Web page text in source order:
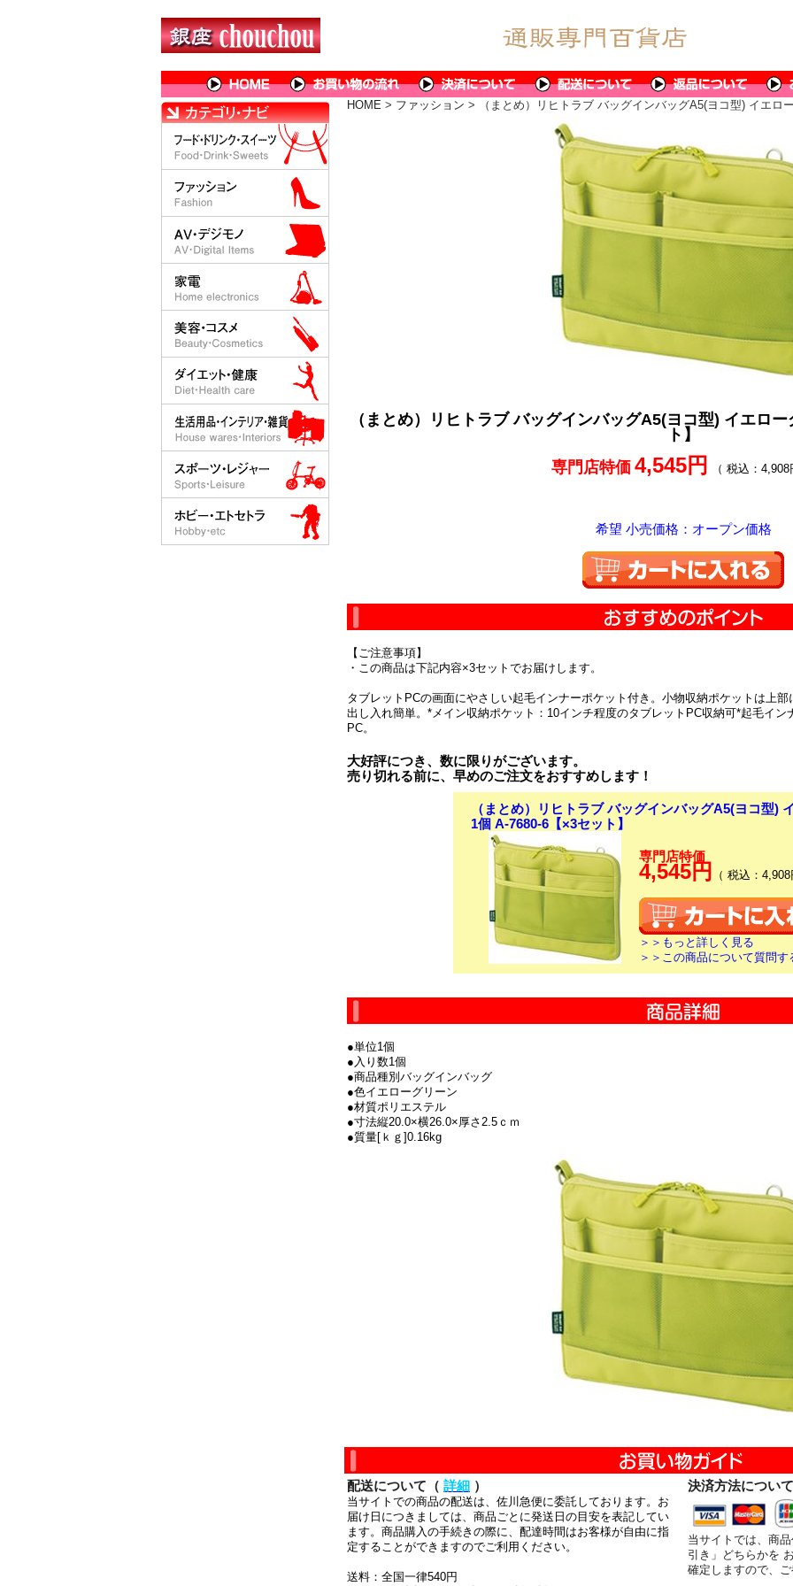
HOME > ファッション > （まとめ）リヒトラブ バッグインバッグA5(ヨコ型) イエロ
（まとめ）リヒトラブ バッグインバッグA5(ヨコ型) イエロ
ト】
専門店特価 4,545円 （ 税込：4,908
希望 小売価格：オープン価格
【ご注意事項】
・この商品は下記内容×3セットでお届けします。
タブレットPCの画面にやさしい起毛インナーポケット付き。小物収納ポケットは上
出し入れ簡単。*メイン収納ポケット：10インチ程度のタブレットPC収納可*起毛イン
PC。
大好評につき、数に限りがございます。
売り切れる前に、早めのご注文をおすすめします！
（まとめ）リヒトラブ バッグインバッグA5(ヨコ型)
1個 A-7680-6【×3セット】
専門店特価
4,545円 （ 税込：4,908
＞＞もっと詳しく見る
＞＞この商品について質問す
●単位1個
●入り数1個
●商品種別バッグインバッグ
●色イエローグリーン
●材質ポリエステル
●寸法縦20.0×横26.0×厚さ2.5ｃｍ
●質量[ｋｇ]0.16kg
配送について（ 詳細 ）
当サイトでの商品の配送は、佐川急便に委託しております。お
届け日につきましては、商品ごとに発送日の目安を表記してい
ます。商品購入の手続きの際に、配達時間はお客様が自由に指
定することができますのでご利用ください。
送料：全国一律540円
決済方法につい
当サイトでは、商
引き」どちらかを
確定しますので、